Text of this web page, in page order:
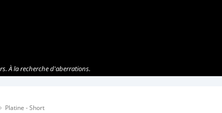
À la recherche d'aberrations.
› Platine - Short